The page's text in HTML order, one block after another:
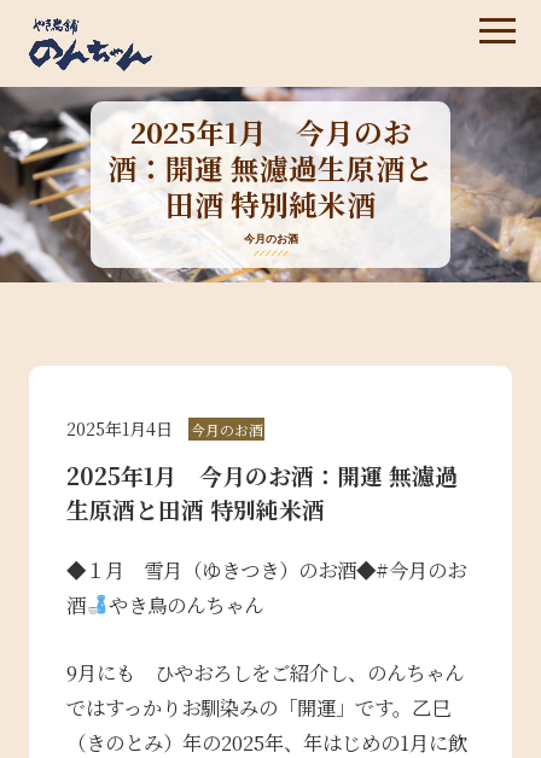
2025年1月 今月のお
酒：開運 無濾過生原酒と
田酒 特別純米酒
今月のお酒
2025年1月4日 今月のお酒
2025年1月 今月のお酒：開運 無濾過
生原酒と田酒 特別純米酒
◆１月 雪月（ゆきつき）のお酒◆#今月のお
酒
やき鳥のんちゃん
9月にも ひやおろしをご紹介し、のんちゃん
ではすっかりお馴染みの「開運」です。乙巳
（きのとみ）年の2025年、年はじめの1月に飲